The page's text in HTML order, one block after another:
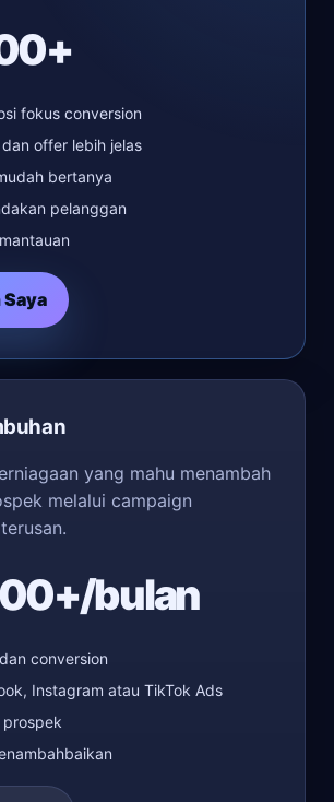
fokus conversion
offer lebih jelas
bertanya
pelanggan
yang mahu menambah
melalui campaign
bulan
conversion
Instagram atau TikTok Ads
prospek